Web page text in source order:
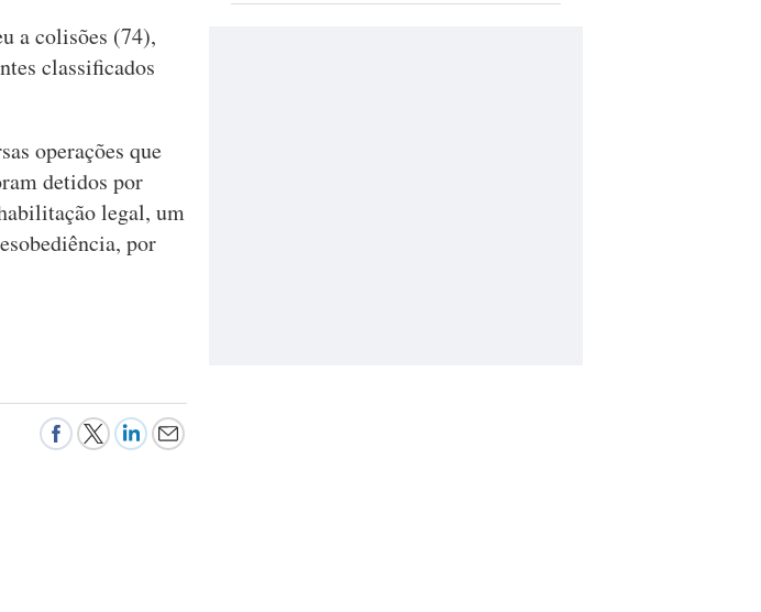
a colisões (74),
classificados
operações que
detidos por
legal, um
por